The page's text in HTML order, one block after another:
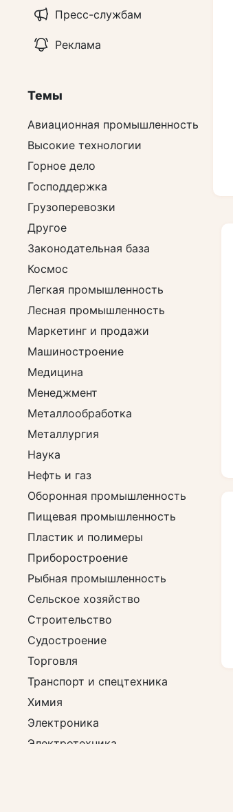
Пресс-службам
Реклама
Темы
Авиационная промышленность
Высокие технологии
Горное дело
Господдержка
Грузоперевозки
Другое
Законодательная база
Космос
Легкая промышленность
Лесная промышленность
Маркетинг и продажи
Машиностроение
Медицина
Менеджмент
Металлообработка
Металлургия
Наука
Нефть и газ
Оборонная промышленность
Пищевая промышленность
Пластик и полимеры
Приборостроение
Рыбная промышленность
Сельское хозяйство
Строительство
Судостроение
Торговля
Транспорт и спецтехника
Химия
Электроника
Электротехника